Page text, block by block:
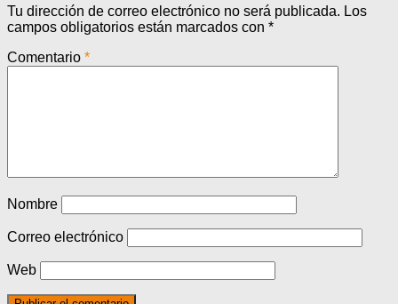
Tu dirección de correo electrónico no será publicada. Los
campos obligatorios están marcados con *
Comentario *
Nombre
Correo electrónico
Web